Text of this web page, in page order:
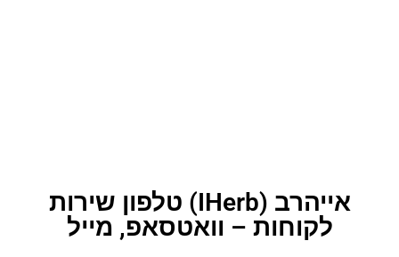
אייהרב (IHerb) טלפון שירות
לקוחות – וואטסאפ, מייל